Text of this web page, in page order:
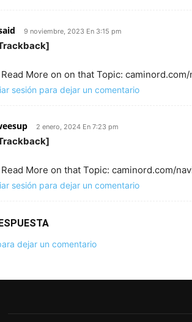
9 noviembre, 2023 En 3:15 pm
More on on that Topic:
sesión para dejar un comentario
2 enero, 2024 En 7:23 pm
More on that Topic: caminord.com/
sesión para dejar un comentario
dejar un comentario